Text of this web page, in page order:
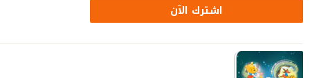
اشترك الآن